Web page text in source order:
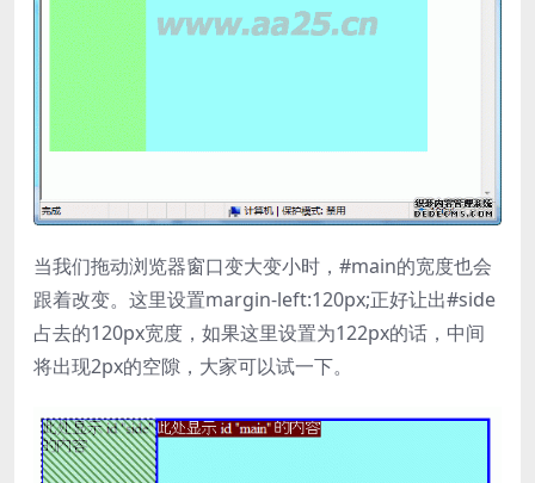
当我们拖动浏览器窗口变大变小时，#main的宽度也会
跟着改变。这里设置margin-left:120px;正好让出#side
占去的120px宽度，如果这里设置为122px的话，中间
将出现2px的空隙，大家可以试一下。